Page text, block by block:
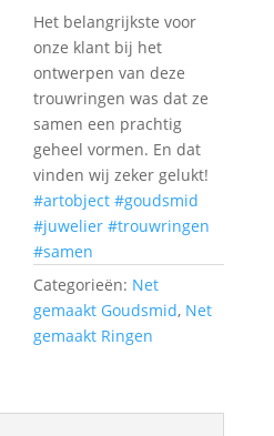
Het belangrijkste voor
onze klant bij het
ontwerpen van deze
trouwringen was dat ze
samen een prachtig
geheel vormen. En dat
vinden wij zeker gelukt!
#artobject #goudsmid
#juwelier #trouwringen
#samen
Categorieën: Net
gemaakt Goudsmid, Net
gemaakt Ringen